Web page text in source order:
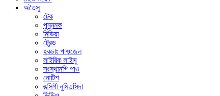
অতৈসু
টেক
পুম্নমক
মিডিয়া
ট্রেন্ড
হকচাং পাওজেল
লাইরিক লাইসু
সংস্থানগি পাও
নোটিশ
ঙসিগী নুমিতসিদা